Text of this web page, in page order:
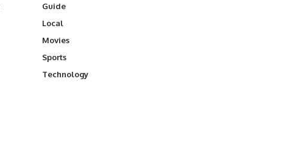
Guide
Local
Movies
Sports
Technology